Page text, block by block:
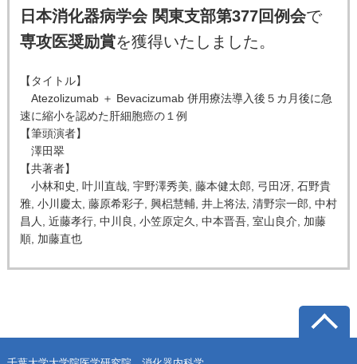
日本消化器病学会 関東支部第377回例会で
専攻医奨励賞を獲得いたしました。
【タイトル】
Atezolizumab ＋ Bevacizumab 併用療法導入後５カ月後に急
速に縮小を認めた肝細胞癌の１例
【筆頭演者】
澤田翠
【共著者】
小林和史, 叶川直哉, 宇野澤秀美, 藤本健太郎, 弓田冴, 石野貴
雅, 小川慶太, 藤原希彩子, 興梠慧輔, 井上将法, 清野宗一郎, 中村
昌人, 近藤孝行, 中川良, 小笠原定久, 中本晋吾, 室山良介, 加藤
順, 加藤直也